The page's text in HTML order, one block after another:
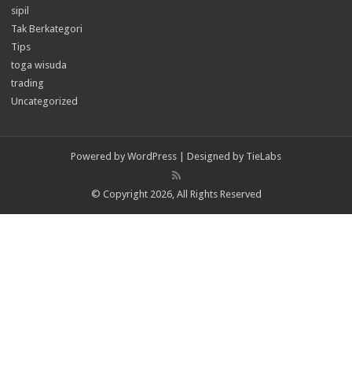
sipil
Tak Berkategori
Tips
toga wisuda
trading
Uncategorized
Powered by WordPress | Designed by TieLabs
© Copyright 2026, All Rights Reserved